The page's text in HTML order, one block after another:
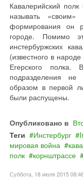
Кавалерийский
называть
формирования он
городе. Помимо
инстербуржских
(известного в
Егерского полка.
подразделения
образом в первой
были распущены.
Опубликовано в
Теги
Инстербург
мировая война
полк
корнштрассе
Суббота, 18 июля 2015